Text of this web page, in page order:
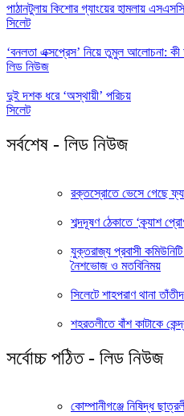
পাঠানটুলায় কিশোর গ্যাংয়ের হামলায়
সিলেট
‘বনলতা এক্সপ্রেস’ নিয়ে তুমুল আলোচনা:
লিড নিউজ
দুই দশক ধরে ‘অস্থায়ী’ পরিচয়
সিলেট
সর্বশেষ - লিড নিউজ
রক্তস্রোতে ভেসে গেছে
শব্দদূষণ ঠেকাতে ‘ক্র্যাশ
যুক্তরাজ্য প্রবাসী
নৈশভোজ ও মতবিনিময়
সিলেটে শাহপরাণ থানা
শহরতলীতে বাঁশ কাটাকে
সর্বোচ্চ পঠিত - লিড নিউজ
কোম্পানীগঞ্জে নিষিদ্ধ